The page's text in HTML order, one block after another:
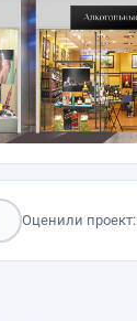
Оценили проект: